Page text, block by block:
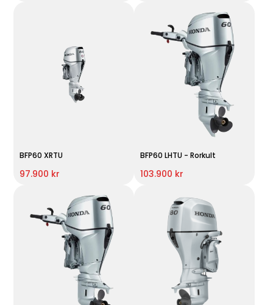
BFP60 XRTU
97.900 kr
BFP60 LHTU - Rorkult
103.900 kr